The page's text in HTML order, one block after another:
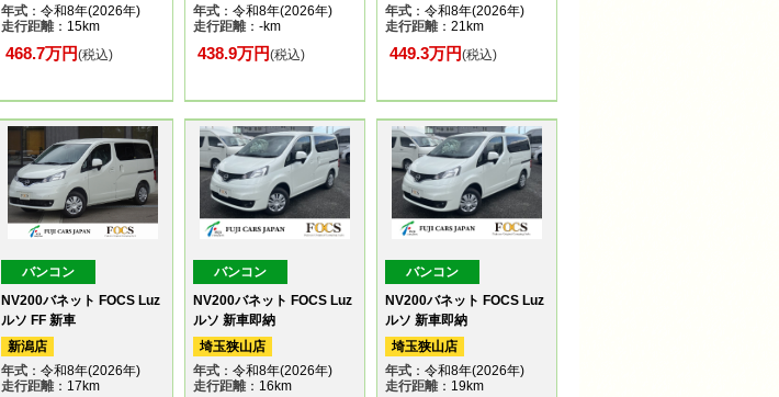
年式：令和8年(2026年)
走行距離：15km
468.7万円(税込)
年式：令和8年(2026年)
走行距離：-km
438.9万円(税込)
年式：令和8年(2026年)
走行距離：21km
449.3万円(税込)
バンコン
NV200バネット FOCS Luz
ルソ FF 新車
新潟店
年式：令和8年(2026年)
走行距離：17km
バンコン
NV200バネット FOCS Luz
ルソ 新車即納
埼玉狭山店
年式：令和8年(2026年)
走行距離：16km
バンコン
NV200バネット FOCS Luz
ルソ 新車即納
埼玉狭山店
年式：令和8年(2026年)
走行距離：19km